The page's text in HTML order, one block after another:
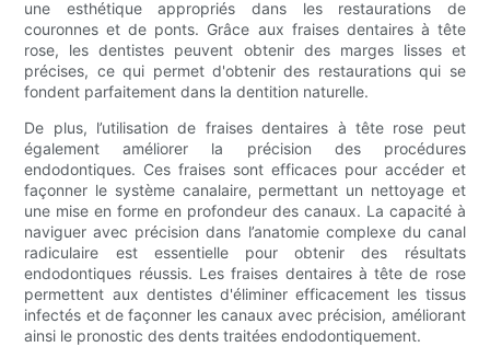
une esthétique appropriés dans les restaurations de
couronnes et de ponts. Grâce aux fraises dentaires à tête
rose, les dentistes peuvent obtenir des marges lisses et
précises, ce qui permet d'obtenir des restaurations qui se
fondent parfaitement dans la dentition naturelle.
De plus, l’utilisation de fraises dentaires à tête rose peut
également améliorer la précision des procédures
endodontiques. Ces fraises sont efficaces pour accéder et
façonner le système canalaire, permettant un nettoyage et
une mise en forme en profondeur des canaux. La capacité à
naviguer avec précision dans l’anatomie complexe du canal
radiculaire est essentielle pour obtenir des résultats
endodontiques réussis. Les fraises dentaires à tête de rose
permettent aux dentistes d'éliminer efficacement les tissus
infectés et de façonner les canaux avec précision, améliorant
ainsi le pronostic des dents traitées endodontiquement.